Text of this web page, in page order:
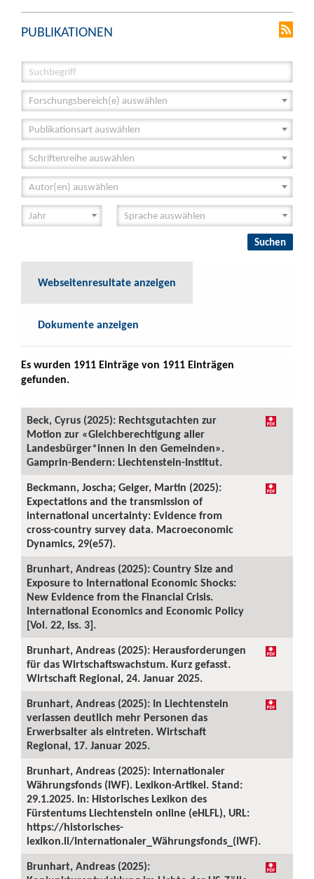
PUBLIKATIONEN
Forschungsbereich(e) auswählen
Publikationsart auswählen
Schriftenreihe auswählen
Autor(en) auswählen
Webseitenresultate anzeigen
Dokumente anzeigen
Es wurden 1911 Einträge von 1911 Einträgen
gefunden.
Beck, Cyrus (2025): Rechtsgutachten zur
Motion zur «Gleichberechtigung aller
Landesbürger*innen in den Gemeinden».
Gamprin-Bendern: Liechtenstein-Institut.
Beckmann, Joscha; Geiger, Martin (2025):
Expectations and the transmission of
international uncertainty: Evidence from
cross-country survey data. Macroeconomic
Dynamics, 29(e57).
Brunhart, Andreas (2025): Country Size and
Exposure to International Economic Shocks:
New Evidence from the Financial Crisis.
International Economics and Economic Policy
[Vol. 22, Iss. 3].
Brunhart, Andreas (2025): Herausforderungen
für das Wirtschaftswachstum. Kurz gefasst.
Wirtschaft Regional, 24. Januar 2025.
Brunhart, Andreas (2025): In Liechtenstein
verlassen deutlich mehr Personen das
Erwerbsalter als eintreten. Wirtschaft
Regional, 17. Januar 2025.
Brunhart, Andreas (2025): Internationaler
Währungsfonds (IWF). Lexikon-Artikel. Stand:
29.1.2025. In: Historisches Lexikon des
Fürstentums Liechtenstein online (eHLFL), URL:
https://historisches-
lexikon.li/Internationaler_Währungsfonds_(IWF).
Brunhart, Andreas (2025):